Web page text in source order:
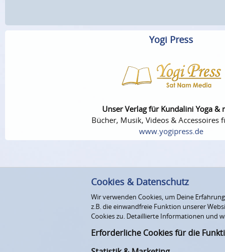
Yogi Press
Unser Verlag für Kundalini Yoga &
Bücher, Musik, Videos & Accessoires
www.yogipress.de
Cookies & Datenschutz
Wir verwenden Cookies, um Deine
z.B. die einwandfreie Funktion unserer
Cookies zu. Detaillierte Informationen und
Erforderliche Cookies für die